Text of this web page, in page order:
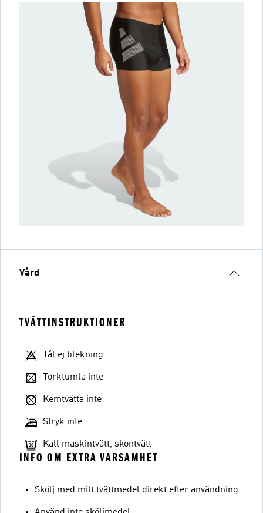
Vård
TVÄTTINSTRUKTIONER
Tål ej blekning
Torktumla inte
Kemtvätta inte
Stryk inte
Kall maskintvätt, skontvätt
INFO OM EXTRA VARSAMHET
Skölj med milt tvättmedel direkt efter användning